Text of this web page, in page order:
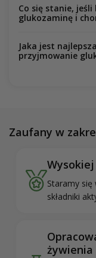
Co się stanie,
glukozaminę i
Jaka jest
przyjmowanie
Zaufany w
Staramy
składniki
żywienia